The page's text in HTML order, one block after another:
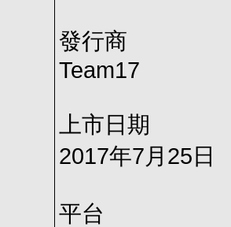
發行商
Team17
上市日期
2017年7月25日
平台